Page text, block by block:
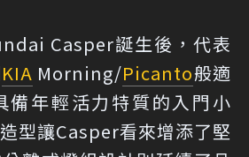
Casper誕生後，代表
KIA Morning/Picanto般適
備年輕活力特質的入門小
型讓Casper看來增添了堅